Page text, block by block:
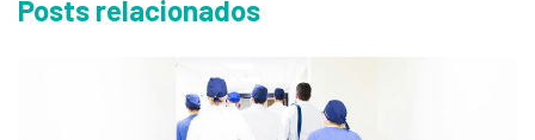
Posts relacionados